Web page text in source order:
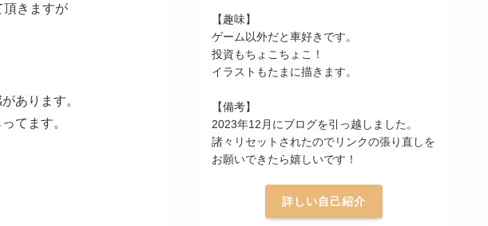
頂きますが
あります。
てます。
【趣味】
ゲーム以外だと車好きです。
投資もちょこちょこ！
イラストもたまに描きます。
【備考】
2023年12月にブログを引っ越しました。
諸々リセットされたのでリンクの張り直しを
お願いできたら嬉しいです！
詳しい自己紹介